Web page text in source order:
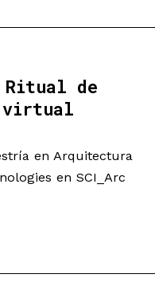
Ritual de
virtual
en Arquitectura
en SCI_Arc